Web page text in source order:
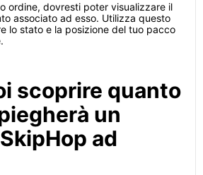
ordine, dovresti poter visualizzare il
associato ad esso. Utilizza questo
lo stato e la posizione del tuo pacco
scoprire quanto
un
ad